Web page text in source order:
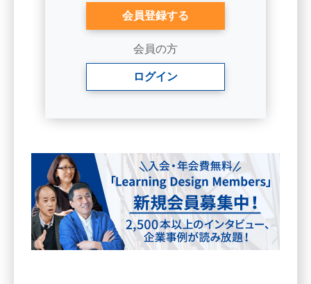
会員登録する
会員の方
ログイン